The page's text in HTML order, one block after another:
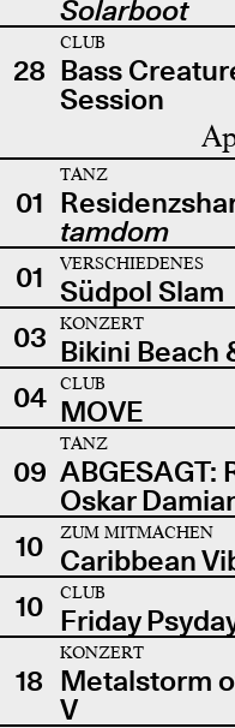
Solarboot
28
CLUB
Bass
Session
01
TANZ
tamdom
01
VERSCHIEDENES
Südpol Slam
03
KONZERT
Bikini Beach
04
CLUB
MOVE
09
TANZ
ABGESAGT:
Oskar
10
ZUM MITMACHEN
Caribbean
10
CLUB
Friday
18
KONZERT
Metalstorm
V